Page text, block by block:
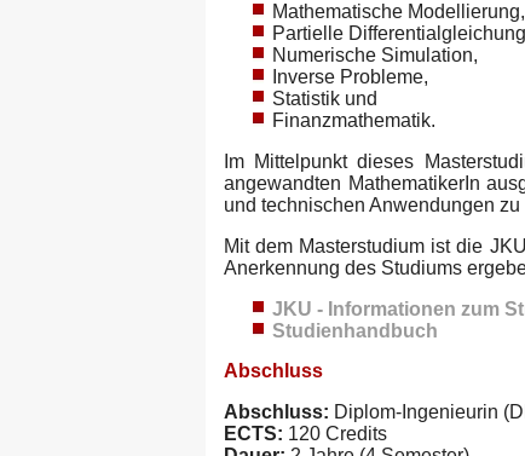
Mathematische Modellierung,
Partielle
Numerische Simulation,
Inverse Probleme,
Statistik und
Finanzmathematik.
Im Mittelpunkt dieses
angewandten MathematikerIn
und technischen Anwendungen zu
Mit dem Masterstudium ist die
Anerkennung des Studiums
JKU - Informationen zum
Studienhandbuch
Abschluss
Abschluss: Diplom-Ingenieurin (DI
ECTS: 120 Credits